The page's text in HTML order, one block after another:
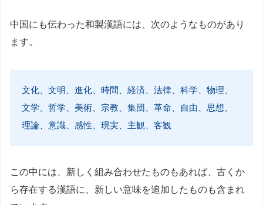
中国にも伝わった和製漢語には、次のようなものがあり
ます。
文化、文明、進化、時間、経済、法律、科学、物理、
文学、哲学、美術、宗教、集団、革命、自由、思想、
理論、意識、感性、現実、主観、客観
この中には、新しく組み合わせたものもあれば、古くか
ら存在する漢語に、新しい意味を追加したものも含まれ